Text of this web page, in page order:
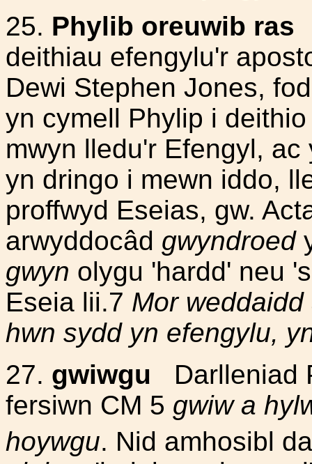
25. Phylib oreuwib ras
deithiau efengylu'r
Dewi Stephen Jones,
yn cymell Phylip i
mwyn lledu'r Efengyl,
yn dringo i mewn iddo,
proffwyd Eseias, gw.
arwyddocâd gwyndroed
gwyn olygu 'hardd' neu
Eseia lii.7 Mor
hwn sydd yn efengylu,
27. gwiwgu Darlleniad
fersiwn CM 5 gwiw a
hoywgu. Nid amhosibl